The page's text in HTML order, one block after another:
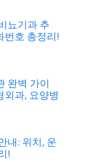
뇨기과 추
번호 총정리!
완벽 가이
외과, 요양병
내: 위치, 운
!